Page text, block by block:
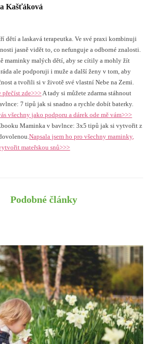
Kašťáková
dětí a laskavá terapeutka. Ve své praxi kombinuji
jasně vidět to, co nefunguje a odborné znalosti.
maminky malých dětí, aby se cítily a mohly žít
ale podporuji i muže a další ženy v tom, aby
a tvořili si v životě své vlastní Nebe na Zemi.
zde>>> A tady si můžete zdarma stáhnout
7 tipů jak si snadno a rychle dobít baterky.
všechny jako podporu a dárek ode mě vám>>>
Maminka v bavlnce: 3x5 tipů jak si vytvořit z
Napsala jsem ho pro všechny maminky,
mateřskou snů>>>
Podobné články